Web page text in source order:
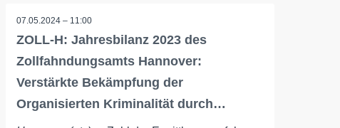
07.05.2024 – 11:00
ZOLL-H: Jahresbilanz 2023 des
Zollfahndungsamts Hannover:
Verstärkte Bekämpfung der
Organisierten Kriminalität durch…